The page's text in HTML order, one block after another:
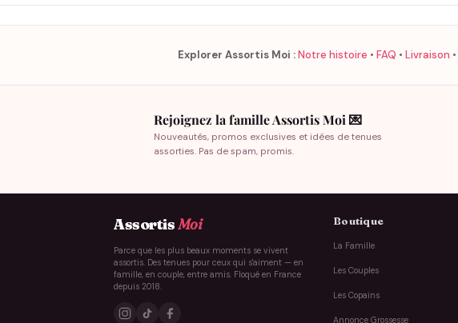
Explorer Assortis Moi :Notre histoire • FAQ • Livraison •
Rejoignez la famille Assortis Moi 💌
Nouveautés, promos exclusives et idées de tenues
assorties. Pas de spam, promis.
AssortisMoi
Parce que les plus beaux moments se vivent
assortis. Des tenues pour ceux qui s'aiment — en
famille, en couple, entre amis. Floqué en France
depuis 2018.
Boutique
La Famille
Les Couples
Les Copains
Annonce Grossesse